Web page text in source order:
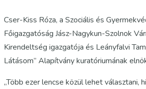
Cser-Kiss Róza, a Szociális és
Főigazgatóság Jász-Nagykun-Szolnok
Kirendeltség igazgatója és Leányfalvi
Látásom” Alapítvány kuratóriumának
„Több ezer lencse közül lehet választani,